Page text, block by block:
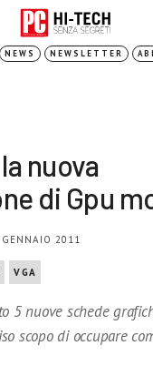
NEWS NEWSLETTER
nuova
di Gpu
2011
VGA
5 nuove schede
scopo di occupare